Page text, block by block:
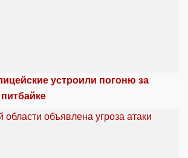
устроили погоню за